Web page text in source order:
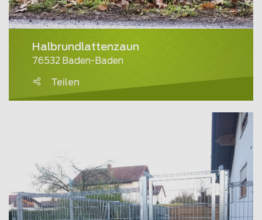
Halbrundlattenzaun
76532 Baden-Baden
Teilen